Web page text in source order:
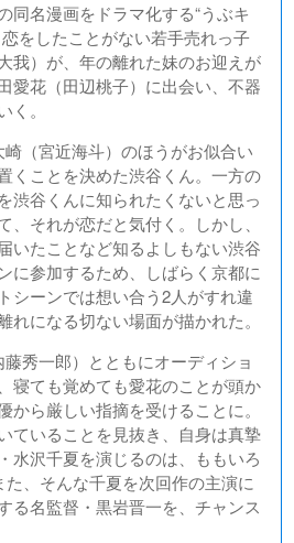
同名漫画をドラマ化する“うぶキ
をしたことがない若手売れっ子
我）が、年の離れた妹のお迎えが
愛花（田辺桃子）に出会い、不器
。
（宮近海斗）のほうがお似合い
くことを決めた渋谷くん。一方の
渋谷くんに知られたくないと思っ
、それが恋だと気付く。しかし、
いたことなど知るよしもない渋谷
に参加するため、しばらく京都に
シーンでは想い合う2人がすれ違
れになる切ない場面が描かれた。
秀一郎）とともにオーディショ
寝ても覚めても愛花のことが頭か
から厳しい指摘を受けることに。
ていることを見抜き、自身は真摯
水沢千夏を演じるのは、ももいろ
、そんな千夏を次回作の主演に
る名監督・黒岩晋一を、チャンス